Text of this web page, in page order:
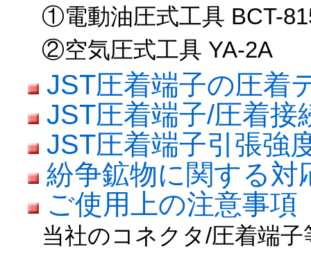
①電動油圧式工具 BCT-
②空気圧式工具 YA-2A
JST圧着端子の圧着
JST圧着端子/圧着
JST圧着端子引張強
紛争鉱物に関する
ご使用上の注意事項
当社のコネクタ/圧着端